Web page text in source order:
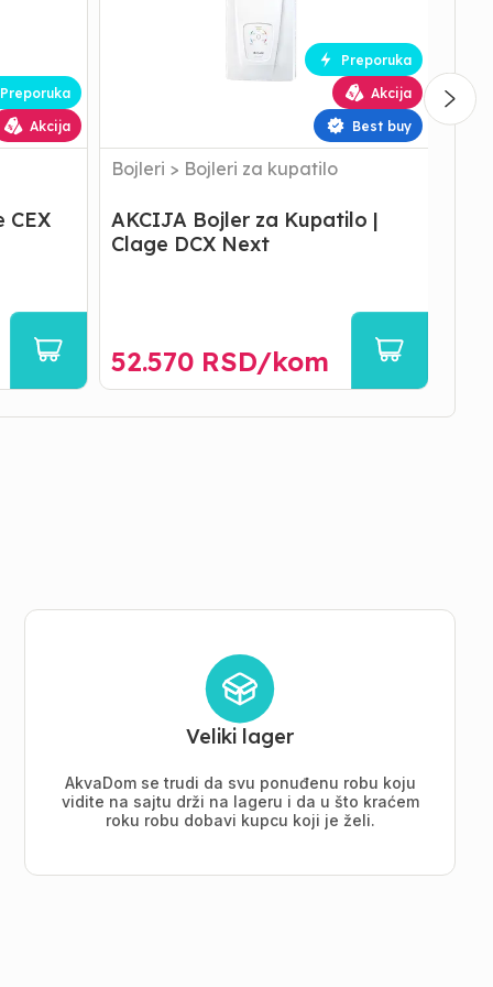
Preporuka
Akcija
CEX
Preporuka
Akcija
Best buy
Bojleri > Bojleri za kupatilo
AKCIJA Bojler za Kupatilo |
Clage DCX Next
52.570 RSD/kom
Veliki lager
AkvaDom se trudi da svu ponuđenu robu koju
vidite na sajtu drži na lageru i da u što kraćem
roku robu dobavi kupcu koji je želi.